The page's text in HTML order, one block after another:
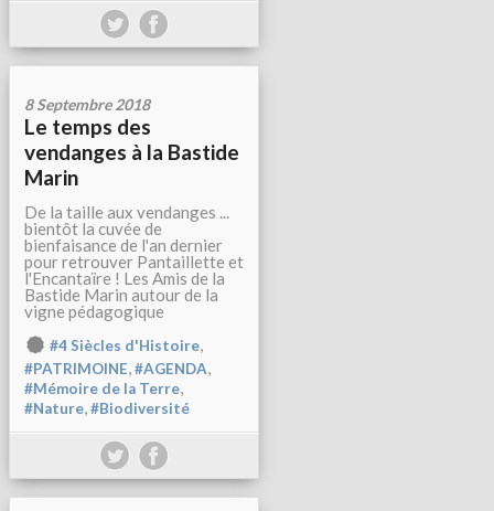
8 Septembre 2018
Le temps des
vendanges à la Bastide
Marin
De la taille aux vendanges ...
bientôt la cuvée de
bienfaisance de l'an dernier
pour retrouver Pantaillette et
l'Encantaïre ! Les Amis de la
Bastide Marin autour de la
vigne pédagogique
#4 Siècles d'Histoire,
#PATRIMOINE,#AGENDA,
#Mémoire de la Terre,
#Nature,#Biodiversité